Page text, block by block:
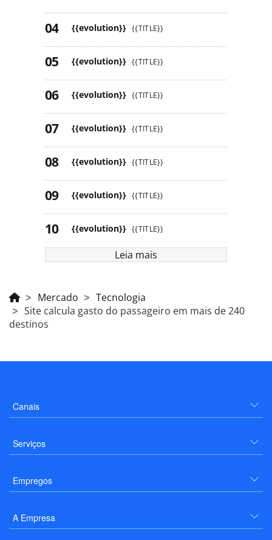
{{evolution}} {{TITLE}}
{{evolution}} {{TITLE}}
{{evolution}} {{TITLE}}
{{evolution}} {{TITLE}}
{{evolution}} {{TITLE}}
{{evolution}} {{TITLE}}
{{evolution}} {{TITLE}}
Leia mais
Mercado
Tecnologia
Site calcula gasto do passageiro em mais de 240
destinos
Canais
Serviços
Empregos
A Empresa